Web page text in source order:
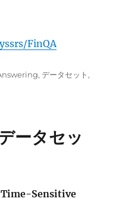
FinQA
,データセット ,
ータセッ
Sensitive